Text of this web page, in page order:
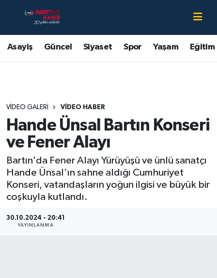
Asayiş Güncel Siyaset Spor Yaşam Eğitim
VIDEO GALERI VIDEO HABER
Hande Ünsal Bartın Konseri
ve Fener Alayı
Bartın'da Fener Alayı Yürüyüşü ve ünlü sanatçı
Hande Ünsal’ın sahne aldığı Cumhuriyet
Konseri, vatandaşların yoğun ilgisi ve büyük bir
coşkuyla kutlandı.
30.10.2024 - 20:41
YAYINLANMA
Asayiş
Bartın Hakkında
Eğitim
Ekonomi
Güncel
Kültür-Sanat
Bartın Nöbetçi Eczaneler
Bartın Hava Durumu
Bartın Trafik Yoğunluk Haritası
Süper Lig Puan Durumu ve Fikstür
Tüm Manşetler
Son Dakika Haberleri